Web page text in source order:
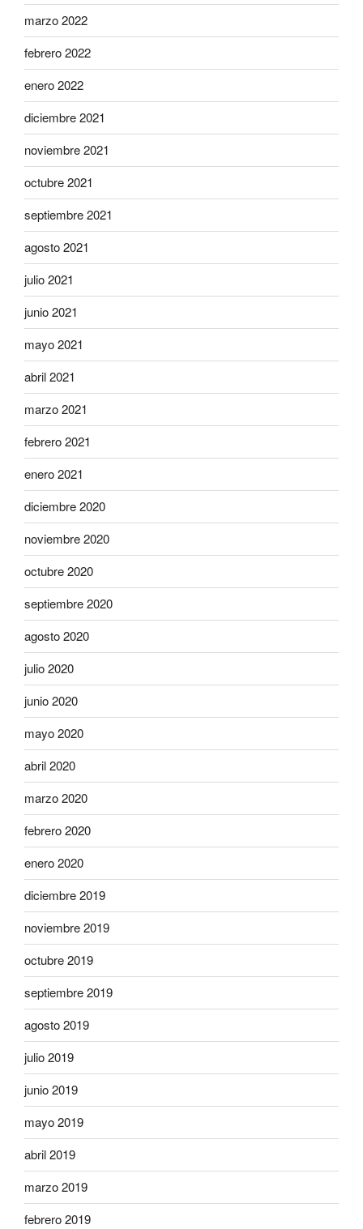
marzo 2022
febrero 2022
enero 2022
diciembre 2021
noviembre 2021
octubre 2021
septiembre 2021
agosto 2021
julio 2021
junio 2021
mayo 2021
abril 2021
marzo 2021
febrero 2021
enero 2021
diciembre 2020
noviembre 2020
octubre 2020
septiembre 2020
agosto 2020
julio 2020
junio 2020
mayo 2020
abril 2020
marzo 2020
febrero 2020
enero 2020
diciembre 2019
noviembre 2019
octubre 2019
septiembre 2019
agosto 2019
julio 2019
junio 2019
mayo 2019
abril 2019
marzo 2019
febrero 2019